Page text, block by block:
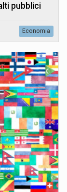
pubblici
Economia